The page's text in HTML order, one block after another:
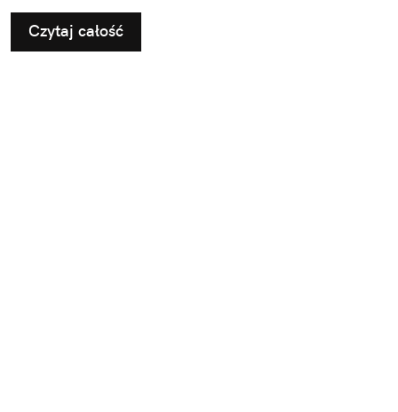
Czytaj całość